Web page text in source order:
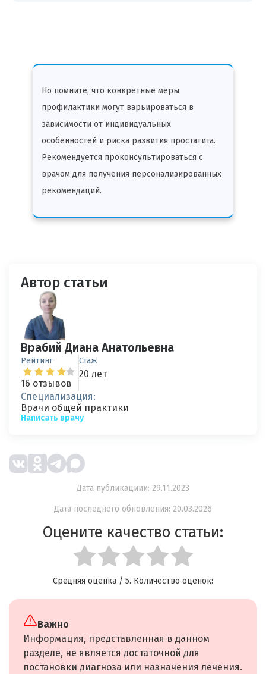
Но помните, что конкретные меры
профилактики могут варьироваться в
зависимости от индивидуальных
особенностей и риска развития простатита.
Рекомендуется проконсультироваться с
врачом для получения персонализированных
рекомендаций.
Автор статьи
Врабий Диана Анатольевна
Рейтинг
16 отзывов
Стаж
20 лет
Специализация:
Врачи общей практики
Написать врачу
Дата публикациии: 29.11.2023
Дата последнего обновления: 20.03.2026
Оцените качество статьи:
Средняя оценка / 5. Количество оценок:
Важно
Информация, представленная в данном
разделе, не является достаточной для
постановки диагноза или назначения лечения.